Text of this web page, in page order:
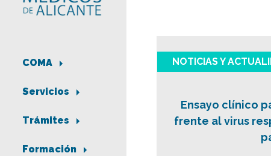
COMA
Servicios
Trámites
Formación
NOTICIAS Y
Ensayo clínico
frente al virus